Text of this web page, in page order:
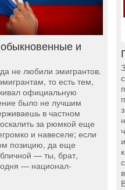
и
не любили эмигрантов.
то есть тем,
официальную
было не лучшим
в частном
за рюмкой еще
и навеселе; если
позицию, да еще
— ты, брат,
— национал-